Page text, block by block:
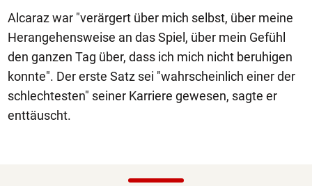
Alcaraz war "verärgert über mich selbst, über meine
Herangehensweise an das Spiel, über mein Gefühl
den ganzen Tag über, dass ich mich nicht beruhigen
konnte". Der erste Satz sei "wahrscheinlich einer der
schlechtesten" seiner Karriere gewesen, sagte er
enttäuscht.